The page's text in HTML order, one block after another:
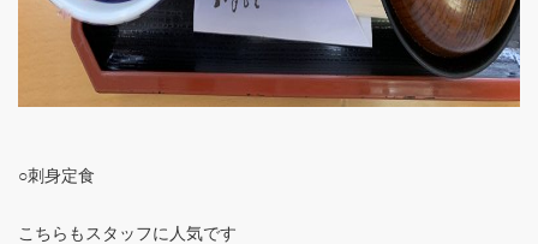
○刺身定食
こちらもスタッフに人気です